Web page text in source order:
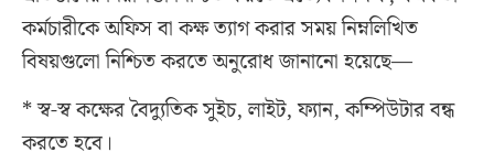
কর্মচারীকে অফিস বা কক্ষ ত্যাগ করার সময় নিম্নলিখিত
বিষয়গুলো নিশ্চিত করতে অনুরোধ জানানো হয়েছে—
* স্ব-স্ব কক্ষের বৈদ্যুতিক সুইচ, লাইট, ফ্যান, কম্পিউটার বন্ধ
করতে হবে।